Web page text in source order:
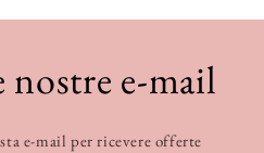
e-mail
e-mail per ricevere offerte